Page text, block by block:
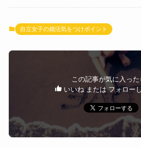
自立女子の婚活気をつけポイント
この記事が気に入った
いいね または フォロー